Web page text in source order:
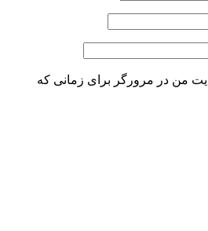
من در مرورگر برای زمانی که